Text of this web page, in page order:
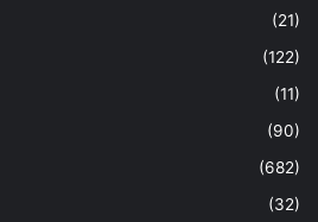
(21)
(122)
(11)
(90)
(682)
(32)